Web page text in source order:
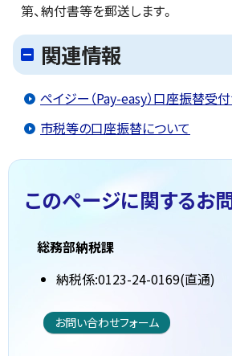
第、納付書等を郵送します。
関連情報
ペイジー（Pay-easy）口座振替受
市税等の口座振替について
このページに関するお
総務部納税課
納税係:0123-24-0169(直通)
お問い合わせフォーム